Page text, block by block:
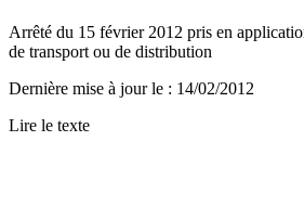
Arrêté du 15 février 2012 pris en
de transport ou de distribution
Dernière mise à jour le : 14/02/2012
Lire le texte